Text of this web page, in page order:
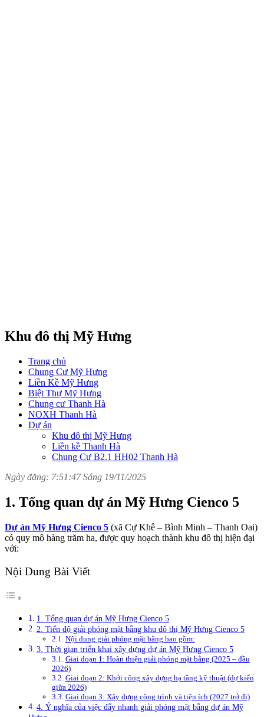
Khu đô thị Mỹ Hưng
Trang chủ
Chung Cư Mỹ Hưng
Liền Kề Mỹ Hưng
Biệt Thự Mỹ Hưng
Chung cư Thanh Hà
NOXH Thanh Hà
Dự án
Khu đô thị Mỹ Hưng
Liền kề Thanh Hà
Chung Cư B2.1 HH02 Thanh Hà
Ngày đăng: 7:51:47 Sáng 19/11/2025
1. Tổng quan dự án Mỹ Hưng Cienco 5
Dự án Mỹ Hưng Cienco 5 (xã Cự Khê – Bình Minh – Thanh Oai)
có quy mô hàng trăm ha, được quy hoạch thành khu đô thị hiện đại
với:
Nội Dung Bài Viết
1. Tổng quan dự án Mỹ Hưng Cienco 5
2. Tiến độ giải phóng mặt bằng khu đô thị Mỹ Hưng Cienco 5
Nội dung giải phóng mặt bằng bao gồm:
3. Thời gian triển khai xây dựng dự án Mỹ Hưng Cienco 5
Giai đoạn 1: Hoàn thiện giải phóng mặt bằng (2025 – đầu
2026)
Giai đoạn 2: Khởi công xây dựng hạ tầng kỹ thuật (dự kiến
giữa 2026)
Giai đoạn 3: Xây dựng công trình và tiện ích (2027 trở đi)
4. Ý nghĩa của việc đẩy nhanh giải phóng mặt bằng dự án Mỹ